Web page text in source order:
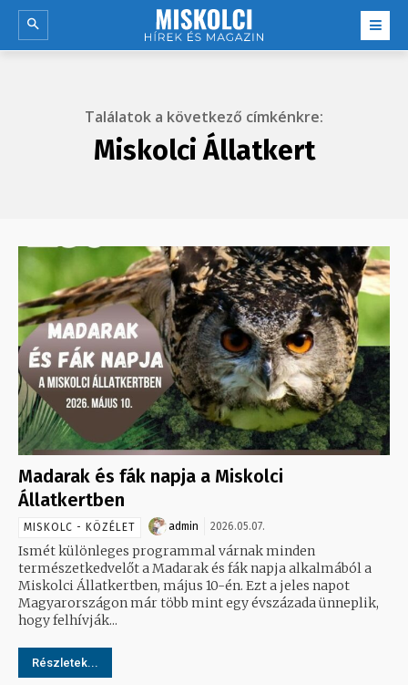
Találatok a következő címkénkre:
Miskolci Állatkert
Madarak és fák napja a Miskolci
Állatkertben
MISKOLC - KÖZÉLET admin 2026.05.07.
Ismét különleges programmal várnak minden
természetkedvelőt a Madarak és fák napja alkalmából a
Miskolci Állatkertben, május 10-én. Ezt a jeles napot
Magyarországon már több mint egy évszázada ünneplik,
hogy felhívják...
Részletek...